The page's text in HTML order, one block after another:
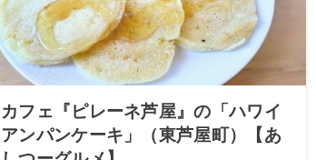
カフェ『ピレーネ芦屋』の「ハワイ
アンパンケーキ」（東芦屋町）【あ